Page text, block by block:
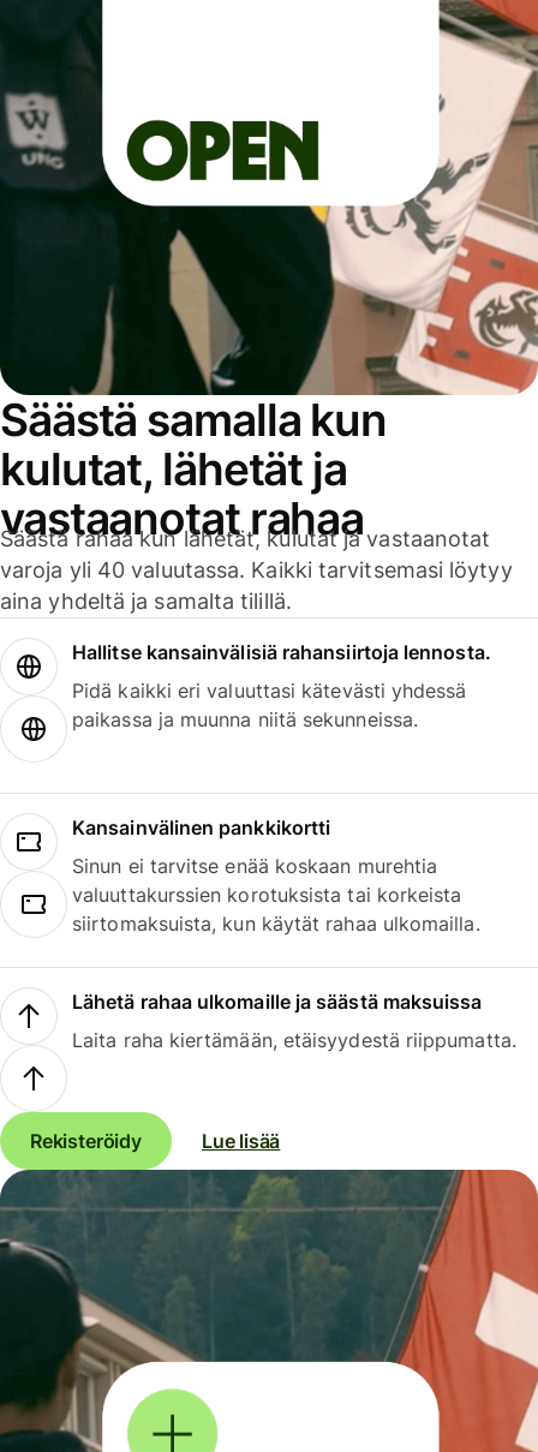
Säästä samalla kun
kulutat, lähetät ja
vastaanotat rahaa
Säästä rahaa kun lähetät, kulutat ja vastaanotat
varoja yli 40 valuutassa. Kaikki tarvitsemasi löytyy
aina yhdeltä ja samalta tilillä.
Hallitse kansainvälisiä rahansiirtoja lennosta.
Pidä kaikki eri valuuttasi kätevästi yhdessä
paikassa ja muunna niitä sekunneissa.
Kansainvälinen pankkikortti
Sinun ei tarvitse enää koskaan murehtia
valuuttakurssien korotuksista tai korkeista
siirtomaksuista, kun käytät rahaa ulkomailla.
Lähetä rahaa ulkomaille ja säästä maksuissa
Laita raha kiertämään, etäisyydestä riippumatta.
Rekisteröidy Lue lisää